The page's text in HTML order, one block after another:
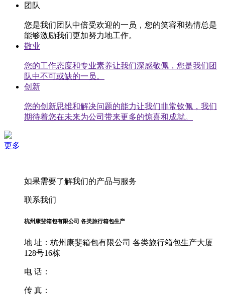
团队
您是我们团队中倍受欢迎的一员，您的笑容和热情总是
能够激励我们更加努力地工作。
敬业
您的工作态度和专业素养让我们深感敬佩，您是我们团
队中不可或缺的一员。
创新
您的创新思维和解决问题的能力让我们非常钦佩，我们
期待着您在未来为公司带来更多的惊喜和成就。
更多
如果需要了解我们的产品与服务
联系我们
杭州康斐箱包有限公司 各类旅行箱包生产
地 址：杭州康斐箱包有限公司 各类旅行箱包生产大厦
128号16栋
电 话：
传 真：